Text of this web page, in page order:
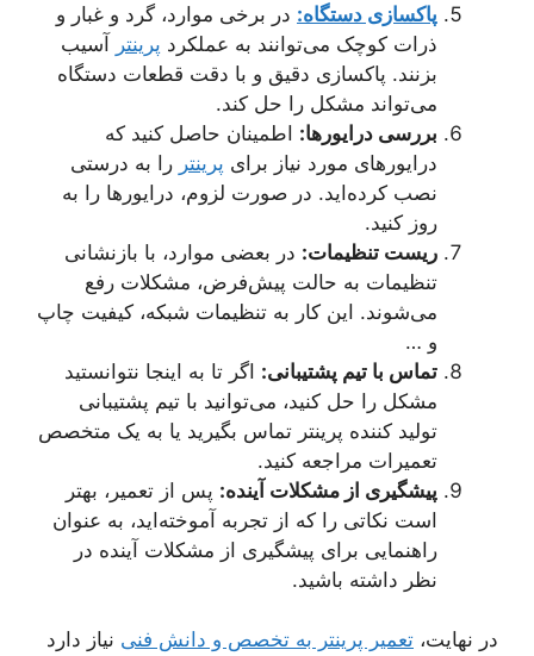
پاکسازی دستگاه: در برخی موارد، گرد و غبار و
ذرات کوچک می‌توانند به عملکرد پرینتر آسیب
بزنند. پاکسازی دقیق و با دقت قطعات دستگاه
می‌تواند مشکل را حل کند.
بررسی درایورها: اطمینان حاصل کنید که
درایورهای مورد نیاز برای پرینتر را به درستی
نصب کرده‌اید. در صورت لزوم، درایورها را به
روز کنید.
ریست تنظیمات: در بعضی موارد، با بازنشانی
تنظیمات به حالت پیش‌فرض، مشکلات رفع
می‌شوند. این کار به تنظیمات شبکه، کیفیت چاپ
و …
تماس با تیم پشتیبانی: اگر تا به اینجا نتوانستید
مشکل را حل کنید، می‌توانید با تیم پشتیبانی
تولید کننده پرینتر تماس بگیرید یا به یک متخصص
تعمیرات مراجعه کنید.
پیشگیری از مشکلات آینده: پس از تعمیر، بهتر
است نکاتی را که از تجربه آموخته‌اید، به عنوان
راهنمایی برای پیشگیری از مشکلات آینده در
نظر داشته باشید.
در نهایت، تعمیر پرینتر به تخصص و دانش فنی نیاز دارد